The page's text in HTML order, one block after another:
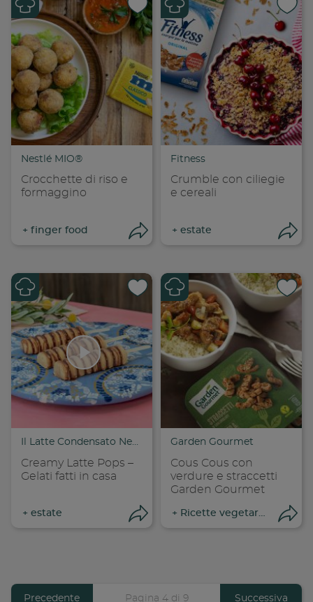
Condividi su
Copia link
Nestlé MIO®
Crocchette di riso e
formaggino
+ finger food
Condividi su
Copia link
Fitness
Crumble con ciliegie
e cereali
+ estate
Il Latte Condensato Nestlé
Creamy Latte Pops –
Gelati fatti in casa
+ estate
Garden Gourmet
Cous Cous con
verdure e straccetti
Garden Gourmet
+ Ricette vegetariane
Previous
Precedente Pagina 4 di 9 Pagina
Successiva